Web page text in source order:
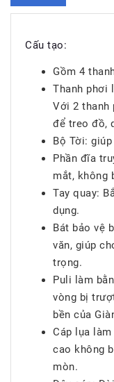
Cấu tạo:
Gồm 4
Thanh phơi
Với 2 thanh
để treo đồ,
Bộ Tời:
Phần đĩa
mắt, không
Tay quay:
dụng.
Bát bảo vệ
văn, giúp
trọng.
Puli làm
vòng bị
bền của
Cáp lụa
cao không
mòn.